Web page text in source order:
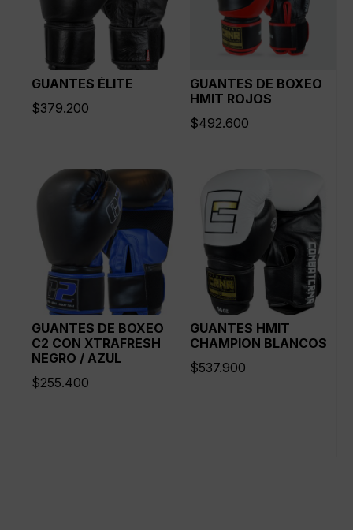
GUANTES ÉLITE
$379.200
GUANTES DE BOXEO
HMIT ROJOS
$492.600
GUANTES DE BOXEO
C2 CON XTRAFRESH
NEGRO / AZUL
$255.400
GUANTES HMIT
CHAMPION BLANCOS
$537.900